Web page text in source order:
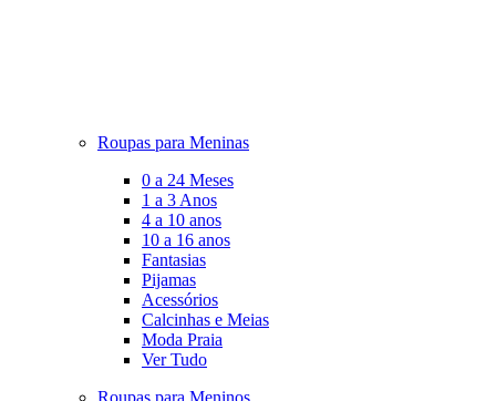
Roupas para Meninas
0 a 24 Meses
1 a 3 Anos
4 a 10 anos
10 a 16 anos
Fantasias
Pijamas
Acessórios
Calcinhas e Meias
Moda Praia
Ver Tudo